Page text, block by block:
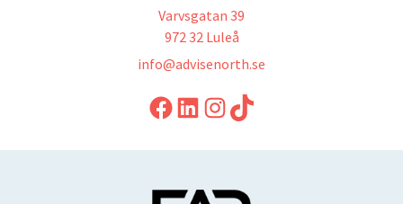
Varvsgatan 39
972 32 Luleå
info@advisenorth.se
LinkedIn Instagram TikTok